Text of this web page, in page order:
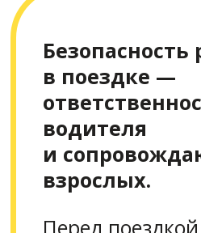
«Главное, заказать
ведь любое
подойдет»